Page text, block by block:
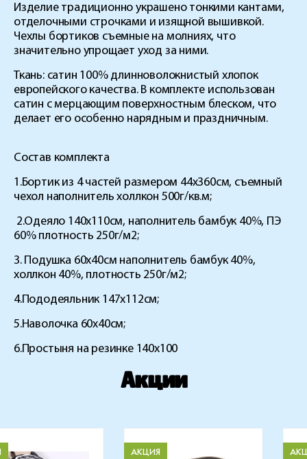
Изделие традиционно украшено тонкими кантами,
отделочными строчками и изящной вышивкой.
Чехлы бортиков съемные на молниях, что
значительно упрощает уход за ними.
Ткань: сатин 100% длинноволокнистый хлопок
европейского качества. В комплекте использован
сатин с мерцающим поверхностным блеском, что
делает его особенно нарядным и праздничным.
Состав комплекта
1.Бортик из 4 частей размером 44х360см, съемный
чехол наполнитель холлкон 500г/кв.м;
2.Одеяло 140х110см, наполнитель бамбук 40%, ПЭ
60% плотность 250г/м2;
3. Подушка 60х40см наполнитель бамбук 40%,
холлкон 40%, плотность 250г/м2;
4.Пододеяльник 147х112см;
5.Наволочка 60х40см;
6.Простыня на резинке 140х100
Акции
АКЦИЯ